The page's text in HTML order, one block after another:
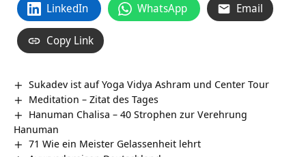
LinkedIn WhatsApp Email
Copy Link
Sukadev ist auf Yoga Vidya Ashram und Center Tour
Meditation – Zitat des Tages
Hanuman Chalisa – 40 Strophen zur Verehrung
Hanuman
71 Wie ein Meister Gelassenheit lehrt